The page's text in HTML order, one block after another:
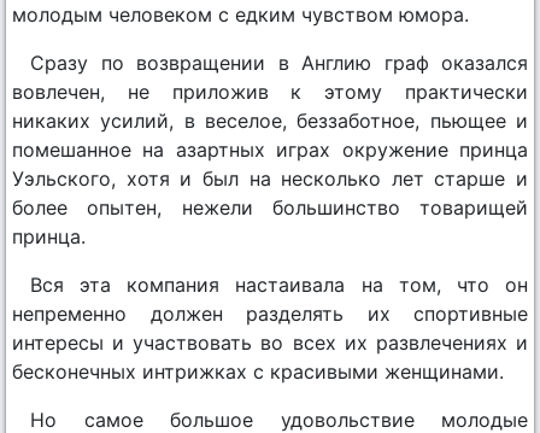
молодым человеком с едким чувством юмора.
Сразу по возвращении в Англию граф оказался
вовлечен, не приложив к этому практически
никаких усилий, в веселое, беззаботное, пьющее и
помешанное на азартных играх окружение принца
Уэльского, хотя и был на несколько лет старше и
более опытен, нежели большинство товарищей
принца.
Вся эта компания настаивала на том, что он
непременно должен разделять их спортивные
интересы и участвовать во всех их развлечениях и
бесконечных интрижках с красивыми женщинами.
Но самое большое удовольствие молодые